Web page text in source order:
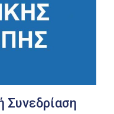
Συνεδρίαση